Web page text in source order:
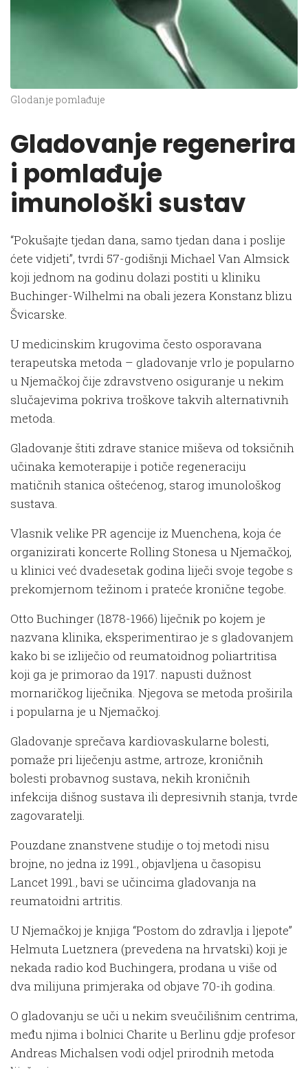
Glodanje pomlađuje
Gladovanje regenerira
i pomlađuje
imunološki sustav
“Pokušajte tjedan dana, samo tjedan dana i poslije
ćete vidjeti”, tvrdi 57-godišnji Michael Van Almsick
koji jednom na godinu dolazi postiti u kliniku
Buchinger-Wilhelmi na obali jezera Konstanz blizu
Švicarske.
U medicinskim krugovima često osporavana
terapeutska metoda – gladovanje vrlo je popularno
u Njemačkoj čije zdravstveno osiguranje u nekim
slučajevima pokriva troškove takvih alternativnih
metoda.
Gladovanje štiti zdrave stanice miševa od toksičnih
učinaka kemoterapije i potiče regeneraciju
matičnih stanica oštećenog, starog imunološkog
sustava.
Vlasnik velike PR agencije iz Muenchena, koja će
organizirati koncerte Rolling Stonesa u Njemačkoj,
u klinici već dvadesetak godina liječi svoje tegobe s
prekomjernom težinom i prateće kronične tegobe.
Otto Buchinger (1878-1966) liječnik po kojem je
nazvana klinika, eksperimentirao je s gladovanjem
kako bi se izliječio od reumatoidnog poliartritisa
koji ga je primorao da 1917. napusti dužnost
mornaričkog liječnika. Njegova se metoda proširila
i popularna je u Njemačkoj.
Gladovanje sprečava kardiovaskularne bolesti,
pomaže pri liječenju astme, artroze, kroničnih
bolesti probavnog sustava, nekih kroničnih
infekcija dišnog sustava ili depresivnih stanja, tvrde
zagovaratelji.
Pouzdane znanstvene studije o toj metodi nisu
brojne, no jedna iz 1991., objavljena u časopisu
Lancet 1991., bavi se učincima gladovanja na
reumatoidni artritis.
U Njemačkoj je knjiga “Postom do zdravlja i ljepote”
Helmuta Luetznera (prevedena na hrvatski) koji je
nekada radio kod Buchingera, prodana u više od
dva milijuna primjeraka od objave 70-ih godina.
O gladovanju se uči u nekim sveučilišnim centrima,
među njima i bolnici Charite u Berlinu gdje profesor
Andreas Michalsen vodi odjel prirodnih metoda